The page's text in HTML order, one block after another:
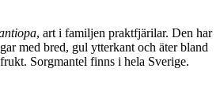
, art i familjen praktfjärilar. Den har
med bred, gul ytterkant och äter bland
Sorgmantel finns i hela Sverige.